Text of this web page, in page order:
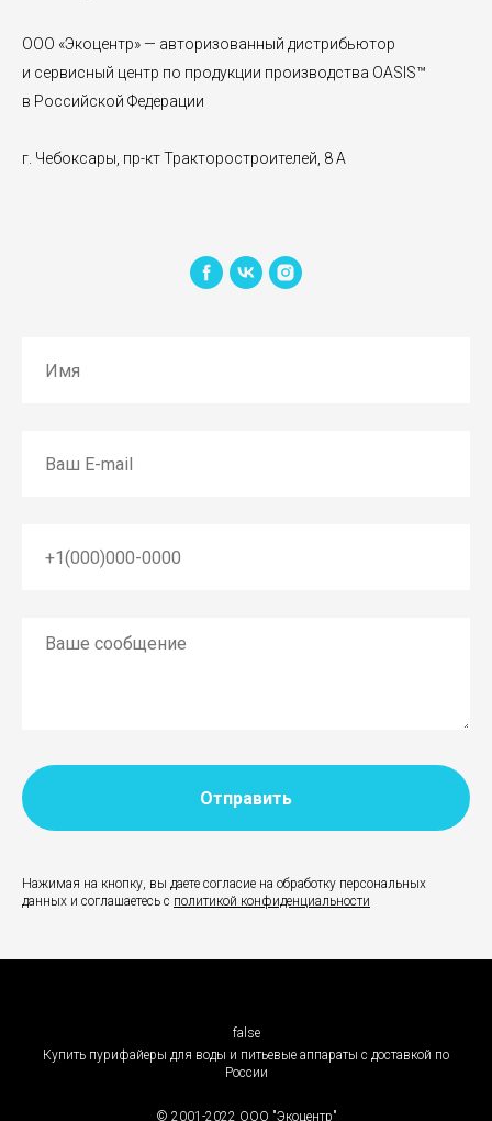
ООО «Экоцентр» — авторизованный дистрибьютор
и сервисный центр по продукции производства OASIS™
в Российской Федерации
г. Чебоксары, пр-кт Тракторостроителей, 8 А
Отправить
Нажимая на кнопку, вы даете согласие на обработку персональных
данных и соглашаетесь с политикой конфиденциальности
false
Купить пурифайеры для воды и питьевые аппараты с доставкой по
России
© 2001-2022 ООО "Экоцентр"